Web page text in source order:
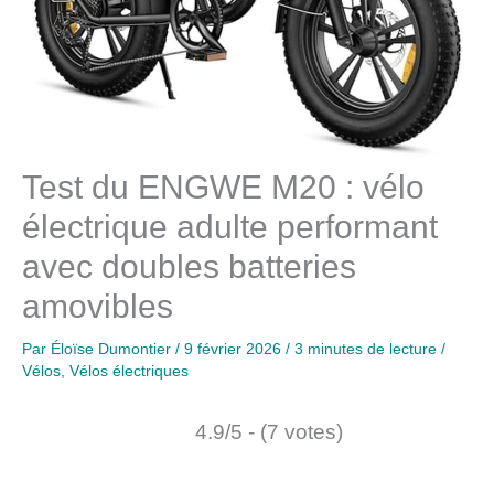
Test du ENGWE M20 : vélo
électrique adulte performant
avec doubles batteries
amovibles
Par Éloïse Dumontier / 9 février 2026 / 3 minutes de lecture /
Vélos Vélos électriques
4.9/5 - (7 votes)